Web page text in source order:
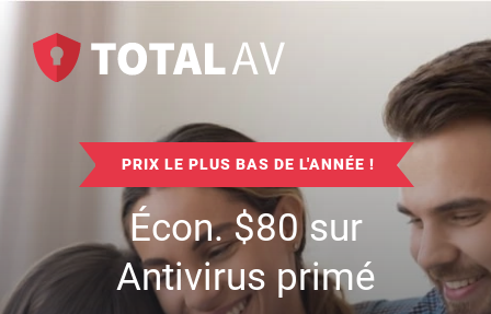
PRIX LE PLUS BAS DE L'ANNÉE !
Écon.$80sur
Antivirus primé